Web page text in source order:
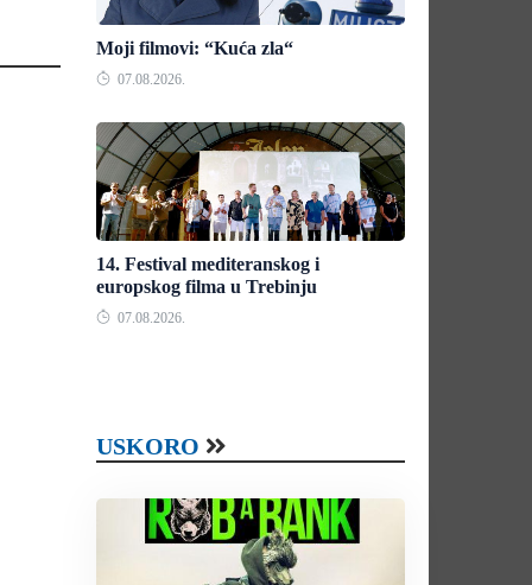
Moji filmovi: “Kuća zla“
07.08.2026.
14. Festival mediteranskog i
europskog filma u Trebinju
07.08.2026.
USKORO